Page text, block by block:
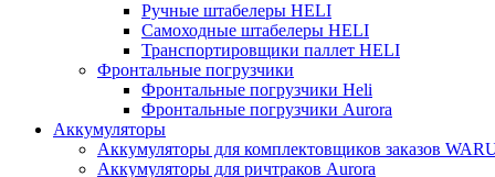
Ручные штабелеры HELI
Самоходные штабелеры HELI
Транспортировщики паллет HELI
Фронтальные погрузчики
Фронтальные погрузчики Heli
Фронтальные погрузчики Aurora
Аккумуляторы
Аккумуляторы для комплектовщиков заказов
Аккумуляторы для ричтраков Aurora